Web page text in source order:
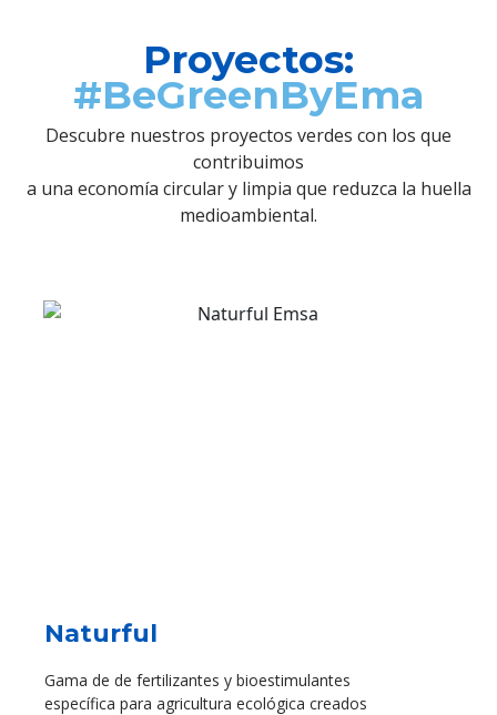
Proyectos:
#BeGreenByEma
Descubre nuestros proyectos verdes con los que
contribuimos
a una economía circular y limpia que reduzca la huella
medioambiental.
Naturful
Gama de de fertilizantes y bioestimulantes
específica para agricultura ecológica creados